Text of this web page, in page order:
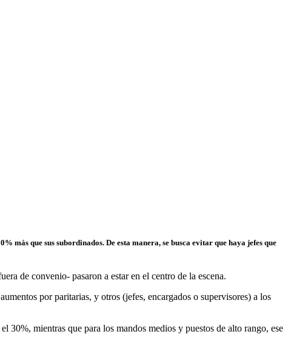
que sus subordinados. De esta manera, se busca evitar que haya jefes que
de convenio- pasaron a estar en el centro de la escena.
por paritarias, y otros (jefes, encargados o supervisores) a los
mientras que para los mandos medios y puestos de alto rango, ese